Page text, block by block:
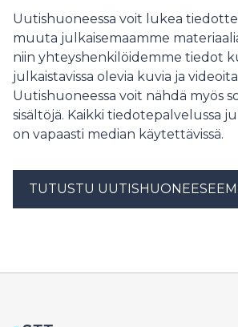
Uutishuoneessa voit lukea
muuta julkaisemaamme
niin yhteyshenkilöidemme tiedot
julkaistavissa olevia kuvia ja
Uutishuoneessa voit nähdä myös
sisältöjä. Kaikki tiedotepalvelussa
on vapaasti median käytettävissä.
TUTUSTU